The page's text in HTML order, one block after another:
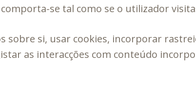
se tal como se o utilizador
sobre si, usar cookies, incorporar
as interacções com conteúdo